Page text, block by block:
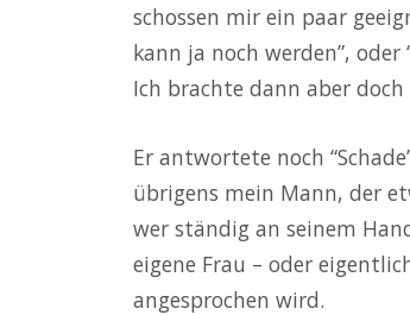
schossen mir ein paar
kann ja noch werden”,
Ich brachte dann aber
Er antwortete noch
übrigens mein Mann, der
wer ständig an seinem
eigene Frau – oder
angesprochen wird.